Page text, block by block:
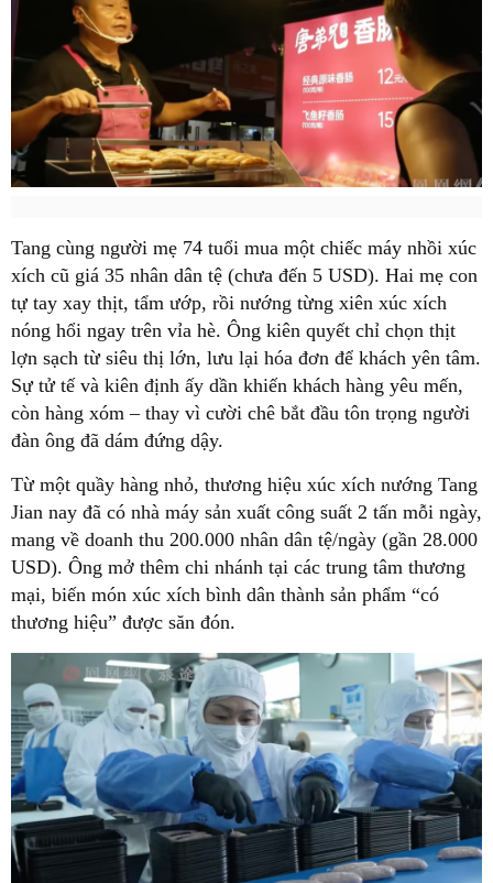
Tang cùng người mẹ 74 tuổi mua một chiếc máy nhồi xúc
xích cũ giá 35 nhân dân tệ (chưa đến 5 USD). Hai mẹ con
tự tay xay thịt, tẩm ướp, rồi nướng từng xiên xúc xích
nóng hổi ngay trên vỉa hè. Ông kiên quyết chỉ chọn thịt
lợn sạch từ siêu thị lớn, lưu lại hóa đơn để khách yên tâm.
Sự tử tế và kiên định ấy dần khiến khách hàng yêu mến,
còn hàng xóm – thay vì cười chê bắt đầu tôn trọng người
đàn ông đã dám đứng dậy.
Từ một quầy hàng nhỏ, thương hiệu xúc xích nướng Tang
Jian nay đã có nhà máy sản xuất công suất 2 tấn mỗi ngày,
mang về doanh thu 200.000 nhân dân tệ/ngày (gần 28.000
USD). Ông mở thêm chi nhánh tại các trung tâm thương
mại, biến món xúc xích bình dân thành sản phẩm “có
thương hiệu” được săn đón.